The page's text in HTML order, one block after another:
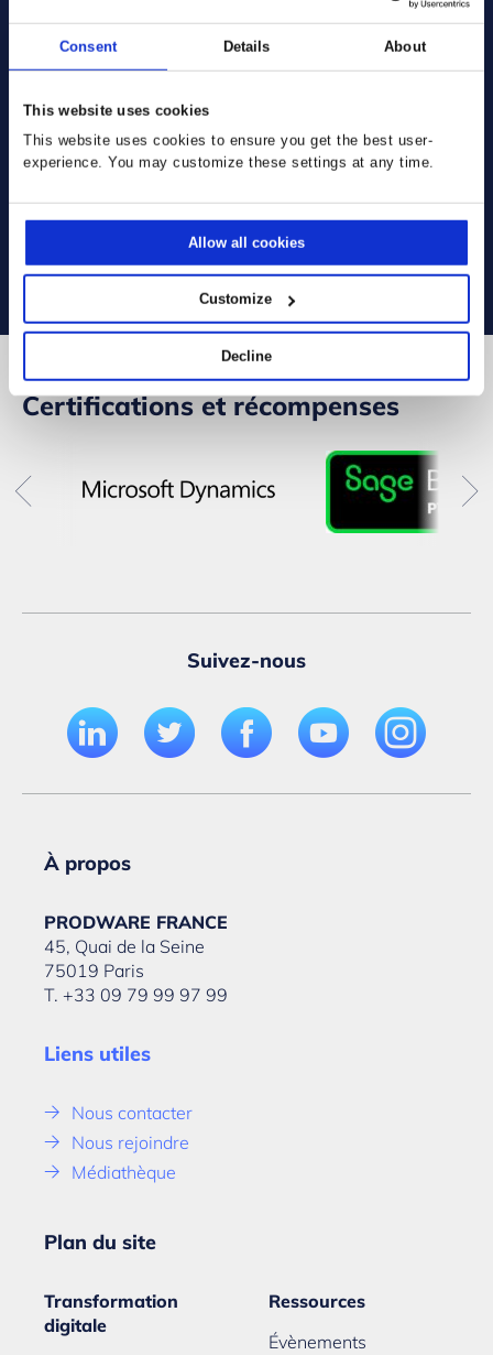
Consent Details About
This website uses cookies
This website uses cookies to ensure you get the best user-
experience. You may customize these settings at any time.
Allow all cookies
Customize
Decline
Ils utilisent déjà nos solutions
:
Certifications et récompenses
Suivez-nous
À propos
PRODWARE FRANCE
45, Quai de la Seine
75019 Paris
T. +33 09 79 99 97 99
Liens utiles
Nous contacter
Nous rejoindre
Médiathèque
Plan du site
Transformation
digitale
Ressources
Évènements